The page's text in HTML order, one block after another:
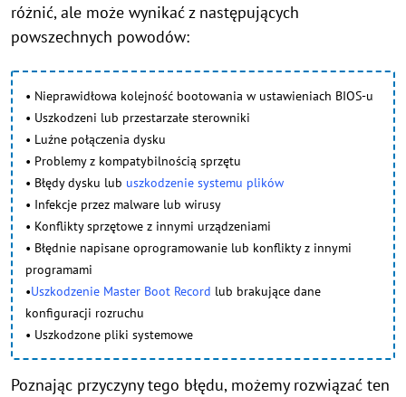
różnić, ale może wynikać z następujących
powszechnych powodów:
• Nieprawidłowa kolejność bootowania w ustawieniach BIOS-u
• Uszkodzeni lub przestarzałe sterowniki
• Luźne połączenia dysku
• Problemy z kompatybilnością sprzętu
• Błędy dysku lub uszkodzenie systemu plików
• Infekcje przez malware lub wirusy
• Konflikty sprzętowe z innymi urządzeniami
• Błędnie napisane oprogramowanie lub konflikty z innymi
programami
•Uszkodzenie Master Boot Record lub brakujące dane
konfiguracji rozruchu
• Uszkodzone pliki systemowe
Poznając przyczyny tego błędu, możemy rozwiązać ten